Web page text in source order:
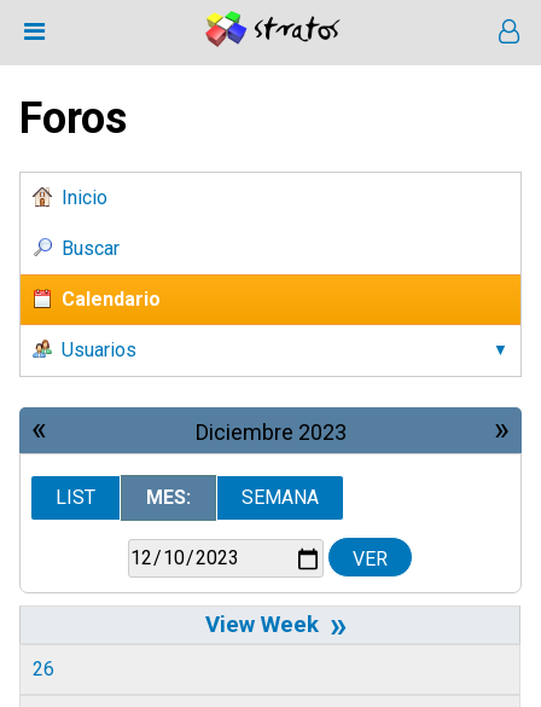
Foros
Inicio
Buscar
Calendario
Usuarios
« »
Diciembre 2023
LIST MES: SEMANA
»
26